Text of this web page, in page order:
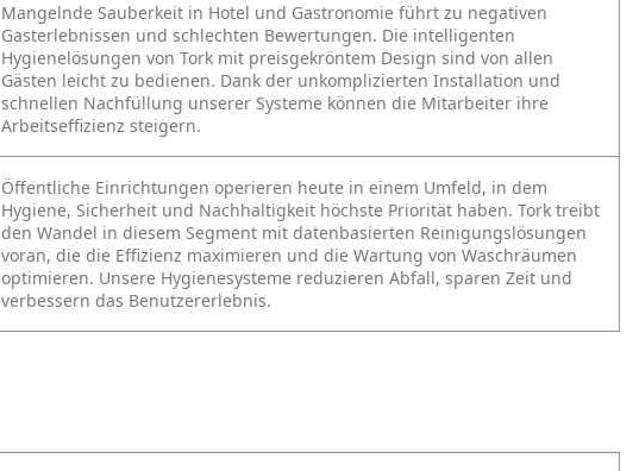
Mangelnde Sauberkeit in Hotel und Gastronomie führt zu negativen
Gasterlebnissen und schlechten Bewertungen. Die intelligenten
Hygienelösungen von Tork mit preisgekröntem Design sind von allen
Gästen leicht zu bedienen. Dank der unkomplizierten Installation und
schnellen Nachfüllung unserer Systeme können die Mitarbeiter ihre
Arbeitseffizienz steigern.
Öffentliche Einrichtungen operieren heute in einem Umfeld, in dem
Hygiene, Sicherheit und Nachhaltigkeit höchste Priorität haben. Tork treibt
den Wandel in diesem Segment mit datenbasierten Reinigungslösungen
voran, die die Effizienz maximieren und die Wartung von Waschräumen
optimieren. Unsere Hygienesysteme reduzieren Abfall, sparen Zeit und
verbessern das Benutzererlebnis.